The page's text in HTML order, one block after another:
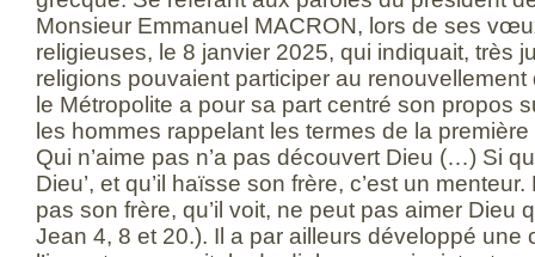
Monsieur Emmanuel MACRON, lors de ses
religieuses, le 8 janvier 2025, qui indiquait, très
religions pouvaient participer au renouvellement
le Métropolite a pour sa part centré son propos
les hommes rappelant les termes de la
Qui n’aime pas n’a pas découvert Dieu (…) Si
Dieu’, et qu’il haïsse son frère, c’est un
pas son frère, qu’il voit, ne peut pas aimer Dieu
Jean 4, 8 et 20.). Il a par ailleurs développé une